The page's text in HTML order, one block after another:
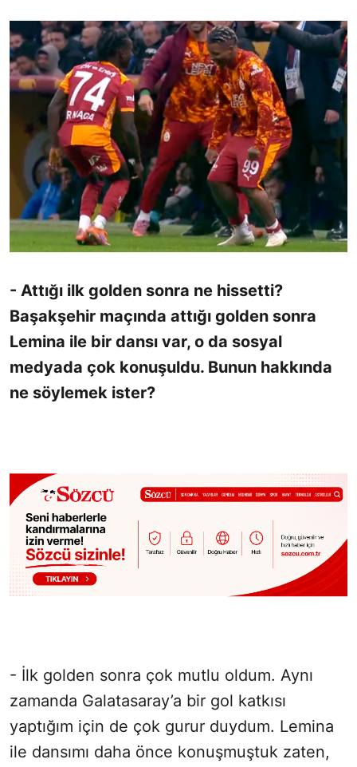
- Attığı ilk golden sonra ne hissetti?
Başakşehir maçında attığı golden sonra
Lemina ile bir dansı var, o da sosyal
medyada çok konuşuldu. Bunun hakkında
ne söylemek ister?
- İlk golden sonra çok mutlu oldum. Aynı
zamanda Galatasaray’a bir gol katkısı
yaptığım için de çok gurur duydum. Lemina
ile dansımı daha önce konuşmuştuk zaten,